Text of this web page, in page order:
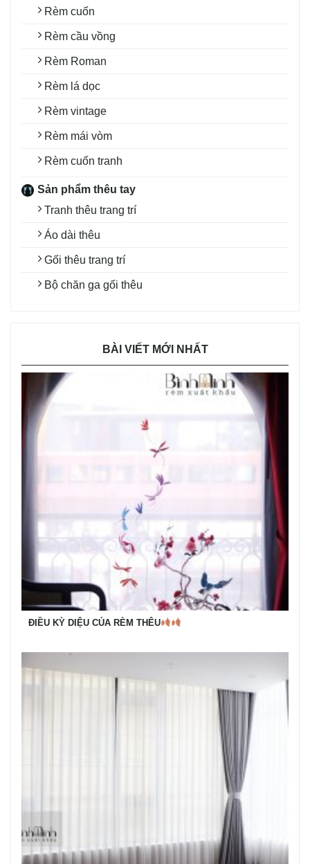
Rèm cuốn
Rèm cầu vồng
Rèm Roman
Rèm lá dọc
Rèm vintage
Rèm mái vòm
Rèm cuốn tranh
Sản phẩm thêu tay
Tranh thêu trang trí
Áo dài thêu
Gối thêu trang trí
Bộ chăn ga gối thêu
BÀI VIẾT MỚI NHẤT
ĐIỀU KỲ DIỆU CỦA RÈM THÊU